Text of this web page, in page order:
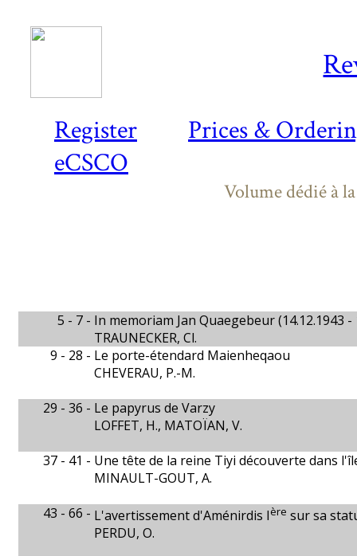
Register
Prices &
eCSCO
Volume dédié à
5 - 7 - In memoriam Jan Quaegebeur (14.12.1943 -
TRAUNECKER, Cl.
9 - 28 - Le porte-étendard Maienheqaou
CHEVERAU, P.-M.
29 - 36 - Le papyrus de Varzy
LOFFET, H., MATOÏAN, V.
37 - 41 - Une tête de la reine Tiyi découverte dans
MINAULT-GOUT, A.
43 - 66 - L'avertissement d'Aménirdis Ière sur sa
PERDU, O.